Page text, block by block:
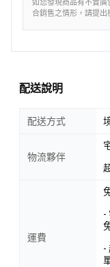
如您發現商品有不實廣
合銷售之情形，請提出
配送說明
配送方式
物流夥伴
運費
-
-